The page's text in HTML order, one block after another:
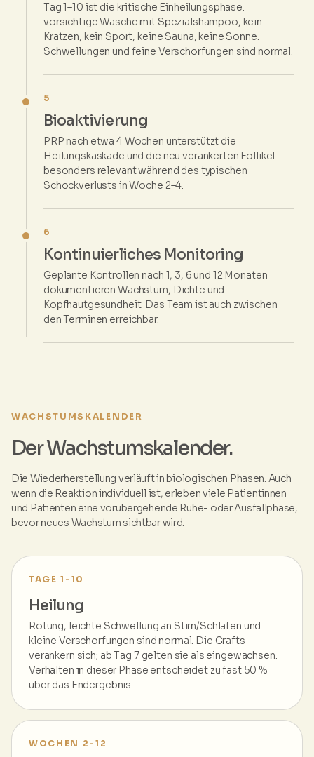
Tag 1–10 ist die kritische Einheilungsphase:
vorsichtige Wäsche mit Spezialshampoo, kein
Kratzen, kein Sport, keine Sauna, keine Sonne.
Schwellungen und feine Verschorfungen sind normal.
5
Bioaktivierung
PRP nach etwa 4 Wochen unterstützt die
Heilungskaskade und die neu verankerten Follikel –
besonders relevant während des typischen
Schockverlusts in Woche 2–4.
6
Kontinuierliches Monitoring
Geplante Kontrollen nach 1, 3, 6 und 12 Monaten
dokumentieren Wachstum, Dichte und
Kopfhautgesundheit. Das Team ist auch zwischen
den Terminen erreichbar.
WACHSTUMSKALENDER
Der Wachstumskalender.
Die Wiederherstellung verläuft in biologischen Phasen. Auch
wenn die Reaktion individuell ist, erleben viele Patientinnen
und Patienten eine vorübergehende Ruhe- oder Ausfallphase,
bevor neues Wachstum sichtbar wird.
TAGE 1-10
Heilung
Rötung, leichte Schwellung an Stirn/Schläfen und
kleine Verschorfungen sind normal. Die Grafts
verankern sich; ab Tag 7 gelten sie als eingewachsen.
Verhalten in dieser Phase entscheidet zu fast 50 %
über das Endergebnis.
WOCHEN 2-12